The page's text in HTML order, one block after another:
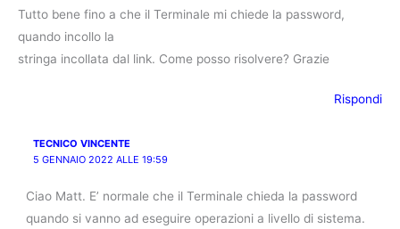
Tutto bene fino a che il Terminale mi chiede la password,
quando incollo la
stringa incollata dal link. Come posso risolvere? Grazie
Rispondi
TECNICO VINCENTE
5 GENNAIO 2022 ALLE 19:59
Ciao Matt. E’ normale che il Terminale chieda la password
quando si vanno ad eseguire operazioni a livello di sistema.